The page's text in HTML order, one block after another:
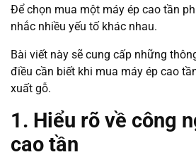
Để chọn mua một máy ép cao tần
nhắc nhiều yếu tố khác nhau.
Bài viết này sẽ cung cấp những
điều cần biết khi mua máy ép cao
xuất gỗ.
1. Hiểu rõ về công
cao tần